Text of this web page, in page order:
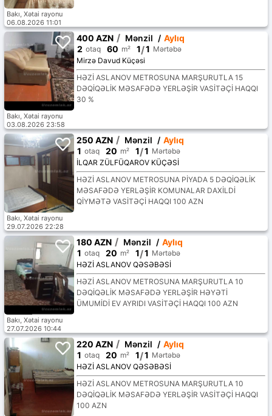
Bakı, Xətai rayonu
06.08.2026 11:01
Bakı, Xətai rayonu
03.08.2026 23:58
400 AZN / Mənzil / Aylıq
2 otaq 60 m² 1/1 Mərtəbə
Mirzə Davud Küçəsi
HƏZİ ASLANOV METROSUNA MARŞURUTLA 15
DƏQİQƏLİK MƏSAFƏDƏ YERLƏŞİR VASİTƏÇİ HAQQI
30 %
Bakı, Xətai rayonu
29.07.2026 22:28
250 AZN / Mənzil / Aylıq
1 otaq 20 m² 1/1 Mərtəbə
İLQAR ZÜLFÜQAROV KÜÇƏSİ
HƏZİ ASLANOV METROSUNA PİYADA 5 DƏQİQƏLİK
MƏSAFƏDƏ YERLƏŞİR KOMUNALAR DAXİLDİ
QİYMƏTƏ VASİTƏÇİ HAQQI 100 AZN
Bakı, Xətai rayonu
27.07.2026 10:44
180 AZN / Mənzil / Aylıq
1 otaq 20 m² 1/1 Mərtəbə
HƏZİ ASLANOV QƏSƏBƏSİ
HƏZİ ASLANOV METROSUNA MARŞURUTLA 10
DƏQİQƏLİK MƏSAFƏDƏ YERLƏŞİR HƏYƏTİ
ÜMUMİDİ EV AYRIDI VASİTƏÇİ HAQQI 100 AZN
220 AZN / Mənzil / Aylıq
1 otaq 20 m² 1/1 Mərtəbə
HƏZİ ASLANOV QƏSƏBƏSİ
HƏZİ ASLANOV METROSUNA MARŞURUTLA 10
DƏQİQƏLİK MƏSAFƏDƏ YERLƏŞİR VASİTƏÇİ HAQQI
100 AZN